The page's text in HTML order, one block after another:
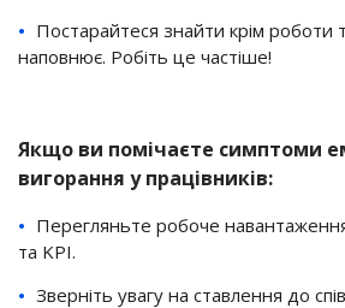
Постарайтеся знайти крім роботи
наповнює. Робіть це частіше!
Якщо ви помічаєте симптоми
вигорання у працівників:
Перегляньте робоче
та KPI.
Зверніть увагу на ставлення до